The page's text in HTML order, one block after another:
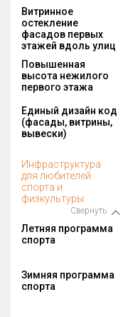
Витринное
остекление
фасадов первых
этажей вдоль улиц
Повышенная
высота нежилого
первого этажа
Единый дизайн код
(фасады, витрины,
вывески)
Инфраструктура
для любителей
спорта и
физкультуры
Свернуть
Летняя программа
спорта
Зимняя программа
спорта